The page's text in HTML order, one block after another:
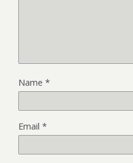
Name *
Email *